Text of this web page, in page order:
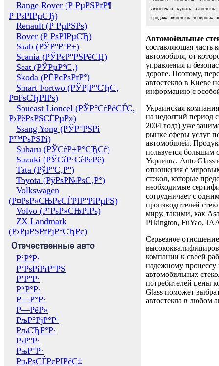
Range Rover (Р РµРЅРґР¶
Р РѕРІРµСЂ)
Renault (Р РµРЅРѕ)
Rover (Р РѕРІРµСЂ)
Saab (РЎР°Р°Р±)
Scania (РЎРєР°РЅРёСЏ)
Seat (РЎРµР°С‚)
Skoda (РЁРєРѕРґР°)
Smart Fortwo (РЎРјР°СЂС‚
Р¤РѕСЂРІРѕ)
Soueast Lioncel (РЎР°СѓРёСЃС‚
Р›РёРѕРЅСЃРµР»)
Ssang Yong (РЎР°РЅРі
Р™РѕРЅРі)
Subaru (РЎСѓР±Р°СЂСѓ)
Suzuki (РЎСѓР·СѓРєРё)
Tata (РўР°С‚Р°)
Toyota (РўРѕР№РѕС‚Р°)
Volkswagen
(Р¤РѕР»СЊРєСЃРІР°РіРµРЅ)
Volvo (Р’РѕР»СЊРІРѕ)
ZX Landmark
(Р›РµРЅРґРјР°СЂРє)
Отечественные авто
Р‘Р°Р·
Р‘РѕРіРґР°РЅ
Р’Р°Р·
Р“Р°Р·
Р—Р°Р·
Р—РёР»
РљР°РјР°Р·
РљСЂР°Р·
Р›Р°Р·
РњР°Р·
РњРѕСЃРєРІРёС‡
автостекла
купить автостекла
продажа автостекла тонировка
Автомобильные
составляющая часть
автомобиля, от
управления и
дороге. Поэтому,
автостекло в Киеве
информацию с
Украинская
на недолгий период
2004 года) уже
рынке сферы услуг
автомобилей.
пользуется большим
Украины. Auto Glass
отношения с
стекол, которые
необходимые
сотрудничает с
производителей
миру, такими, как
Pilkington, FuYao,
Серьезное отношение
компании к своей
надежному процессу
автомобильных
потребителей цены
Glass поможет
автостекла в любом